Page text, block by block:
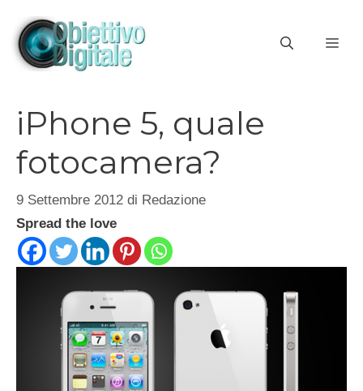
contenuto
iPhone 5, quale
fotocamera?
9 Settembre 2012 di Redazione
Spread the love